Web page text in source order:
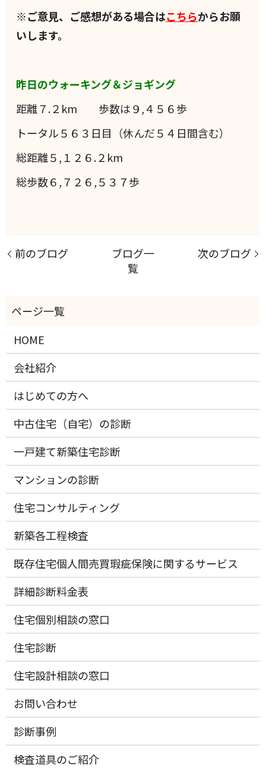
※ご意見、ご感想がある場合はこちらからお願
いします。
昨日のウォーキング＆ジョギング
距離７.２km 歩数は９,４５６歩
トータル５６３日目（休んだ５４日間含む）
総距離５,１２６.２km
総歩数６,７２６,５３７歩
前のブログ
ブログ一
覧
次のブログ
HOME
会社紹介
はじめての方へ
中古住宅（自宅）の診断
一戸建て新築住宅診断
マンションの診断
住宅コンサルティング
新築各工程検査
既存住宅個人間売買瑕疵保険に関するサービス
詳細診断料金表
住宅個別相談の窓口
住宅診断
住宅設計相談の窓口
お問い合わせ
診断事例
検査道具のご紹介